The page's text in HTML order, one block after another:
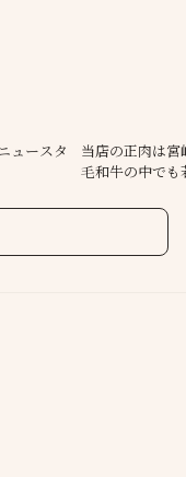
ご注文時間 テイクアウト12:00～15:00 17:00～22:00
ュースタ
当店の正肉は
毛和牛の中でも